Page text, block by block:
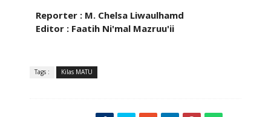
Reporter : M. Chelsa Liwaulhamd
Editor : Faatih Ni'mal Mazruu'ii
Tags : Kilas MATU